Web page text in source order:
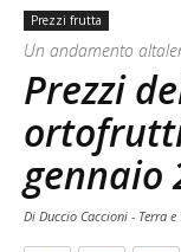
Prezzi frutta
Un andamento
Prezzi
gennaio
Di Duccio Caccioni - Terra e